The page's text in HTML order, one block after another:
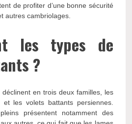
de profiter d’une bonne sécurité
autres cambriolages.
les types de
?
en trois deux familles, les
les volets battants persiennes.
présentent notamment des